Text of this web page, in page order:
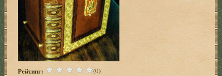
Рейтинг: (0)